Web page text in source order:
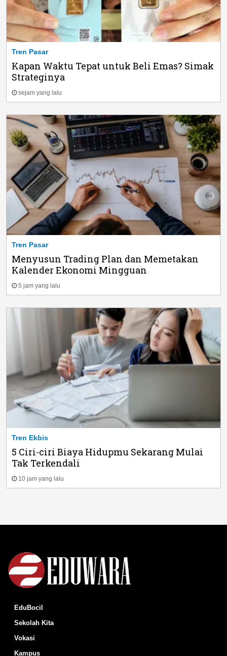
Tren Pasar
Kapan Waktu Tepat untuk Beli Emas? Simak
Strateginya
sejam yang lalu
Tren Pasar
Menyusun Trading Plan dan Memetakan
Kalender Ekonomi Mingguan
5 jam yang lalu
Tren Ekbis
5 Ciri-ciri Biaya Hidupmu Sekarang Mulai
Tak Terkendali
10 jam yang lalu
EduBocil
Sekolah Kita
Vokasi
Kampus